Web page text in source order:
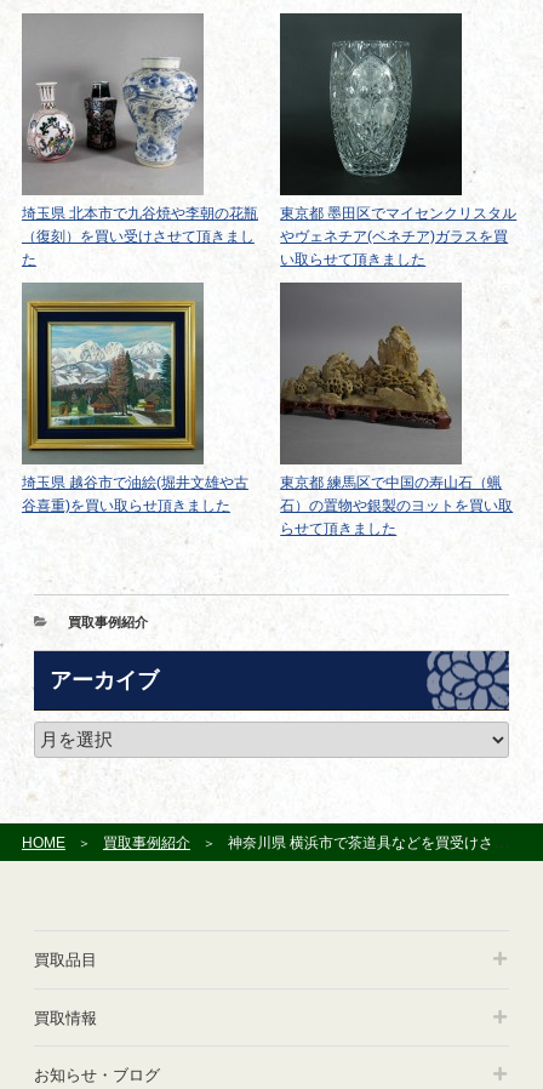
埼玉県 北本市で九谷焼や李朝の花瓶
（復刻）を買い受けさせて頂きまし
た
東京都 墨田区でマイセンクリスタル
やヴェネチア(ベネチア)ガラスを買
い取らせて頂きました
埼玉県 越谷市で油絵(堀井文雄や古
谷喜重)を買い取らせ頂きました
東京都 練馬区で中国の寿山石（蝋
石）の置物や銀製のヨットを買い取
らせて頂きました
カ
リ
買取事例紹介
アーカイブ
ア
ー
ブ
HOME 買取事例紹介 神奈川県 横浜市で茶道具などを買受けさせて頂きました
買取品目
買取情報
お知らせ・ブログ